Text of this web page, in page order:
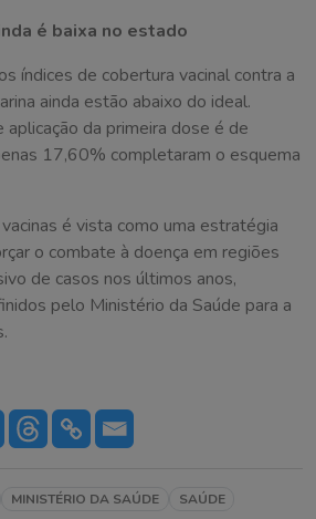
é baixa no estado
índices de cobertura vacinal contra a
ainda estão abaixo do ideal.
da primeira dose é de
17,60% completaram o esquema
é vista como uma estratégia
o combate à doença em regiões
de casos nos últimos anos,
pelo Ministério da Saúde para a
MINISTÉRIO DA SAÚDE
SAÚDE